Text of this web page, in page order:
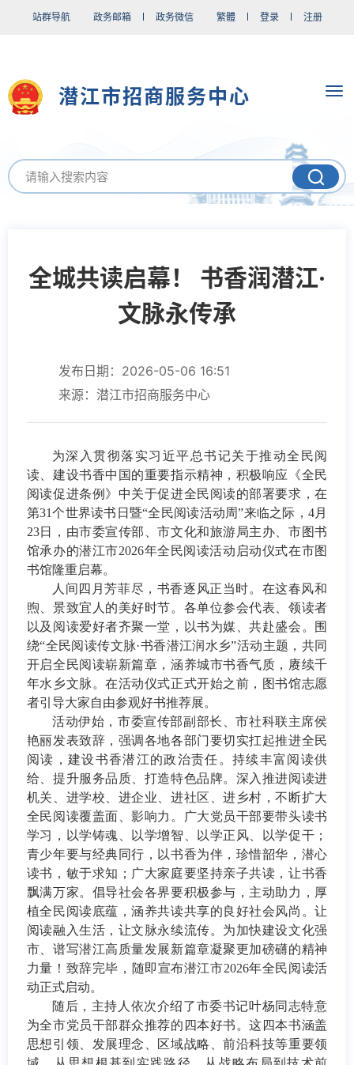
站群导航 政务邮箱 政务微信 繁體 登录 注册
潜江市招商服务中心
全城共读启幕！ 书香润潜江·
文脉永传承
发布日期：2026-05-06 16:51
来源：潜江市招商服务中心
为深入贯彻落实习近平总书记关于推动全民阅
读、建设书香中国的重要指示精神，积极响应《全民
阅读促进条例》中关于促进全民阅读的部署要求，在
第31个世界读书日暨“全民阅读活动周”来临之际，4月
23日，由市委宣传部、市文化和旅游局主办、市图书
馆承办的潜江市2026年全民阅读活动启动仪式在市图
书馆隆重启幕。
人间四月芳菲尽，书香逐风正当时。在这春风和
煦、景致宜人的美好时节。各单位参会代表、领读者
以及阅读爱好者齐聚一堂，以书为媒、共赴盛会。围
绕“全民阅读传文脉·书香潜江润水乡”活动主题，共同
开启全民阅读崭新篇章，涵养城市书香气质，赓续千
年水乡文脉。在活动仪式正式开始之前，图书馆志愿
者引导大家自由参观好书推荐展。
活动伊始，市委宣传部副部长、市社科联主席侯
艳丽发表致辞，强调各地各部门要切实扛起推进全民
阅读，建设书香潜江的政治责任。持续丰富阅读供
给、提升服务品质、打造特色品牌。深入推进阅读进
机关、进学校、进企业、进社区、进乡村，不断扩大
全民阅读覆盖面、影响力。广大党员干部要带头读书
学习，以学铸魂、以学增智、以学正风、以学促干；
青少年要与经典同行，以书香为伴，珍惜韶华，潜心
读书，敏于求知；广大家庭要坚持亲子共读，让书香
飘满万家。倡导社会各界要积极参与，主动助力，厚
植全民阅读底蕴，涵养共读共享的良好社会风尚。让
阅读融入生活，让文脉永续流传。为加快建设文化强
市、谱写潜江高质量发展新篇章凝聚更加磅礴的精神
力量！致辞完毕，随即宣布潜江市2026年全民阅读活
动正式启动。
随后，主持人依次介绍了市委书记叶杨同志特意
为全市党员干部群众推荐的四本好书。这四本书涵盖
思想引领、发展理念、区域战略、前沿科技等重要领